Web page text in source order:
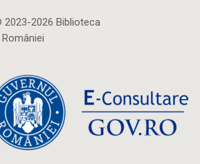
2023-2026 Biblioteca